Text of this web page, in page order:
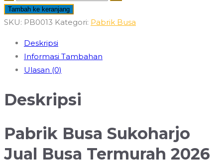
Pabrik
Busa
Kualitas
Terbaik
Harga
Januari
Tambah ke keranjang
SKU: PB0013 Kategori: Pabrik Busa
Deskripsi
Informasi Tambahan
Ulasan (0)
Deskripsi
Pabrik Busa Sukoharjo
Jual Busa Termurah 2026